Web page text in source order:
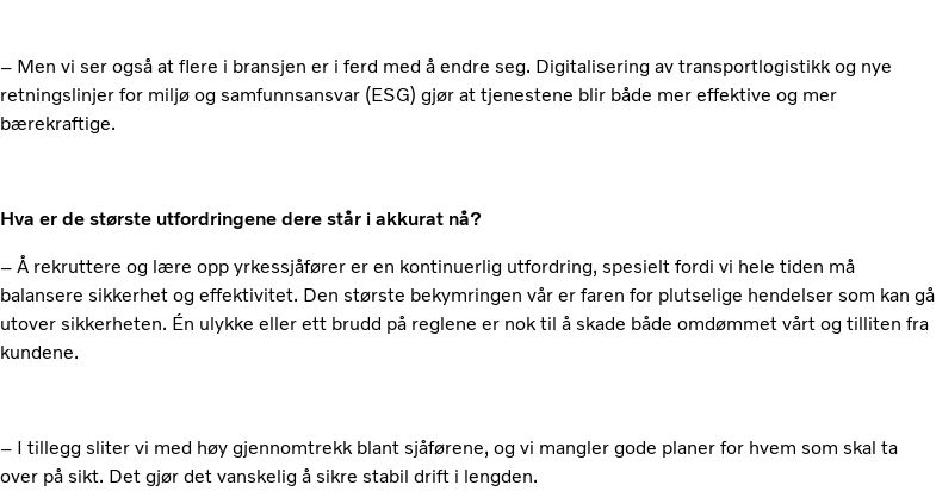
– Men vi ser også at flere i bransjen er i ferd med å endre seg. Digitalisering av transportlogistikk og nye
retningslinjer for miljø og samfunnsansvar (ESG) gjør at tjenestene blir både mer effektive og mer
bærekraftige.
Hva er de største utfordringene dere står i akkurat nå?
– Å rekruttere og lære opp yrkessjåfører er en kontinuerlig utfordring, spesielt fordi vi hele tiden må
balansere sikkerhet og effektivitet. Den største bekymringen vår er faren for plutselige hendelser som kan gå
utover sikkerheten. Én ulykke eller ett brudd på reglene er nok til å skade både omdømmet vårt og tilliten fra
kundene.
– I tillegg sliter vi med høy gjennomtrekk blant sjåførene, og vi mangler gode planer for hvem som skal ta
over på sikt. Det gjør det vanskelig å sikre stabil drift i lengden.